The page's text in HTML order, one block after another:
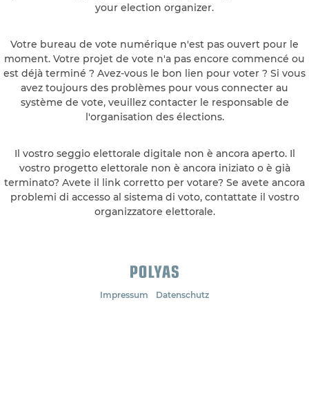
your election organizer.
Votre bureau de vote numérique n'est pas ouvert pour le
moment. Votre projet de vote n'a pas encore commencé ou
est déjà terminé ? Avez-vous le bon lien pour voter ? Si vous
avez toujours des problèmes pour vous connecter au
système de vote, veuillez contacter le responsable de
l'organisation des élections.
Il vostro seggio elettorale digitale non è ancora aperto. Il
vostro progetto elettorale non è ancora iniziato o è già
terminato? Avete il link corretto per votare? Se avete ancora
problemi di accesso al sistema di voto, contattate il vostro
organizzatore elettorale.
Impressum Datenschutz